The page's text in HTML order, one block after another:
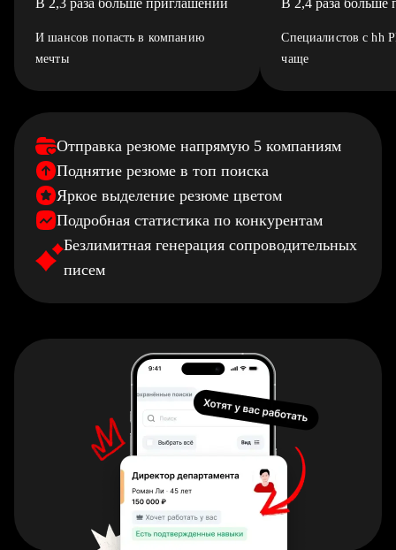
В 2,3 раза больше приглашений
И шансов попасть в компанию
мечты
В 2,4 раза больше
Специалистов с hh
чаще
Отправка резюме напрямую 5 компаниям
Поднятие резюме в топ поиска
Яркое выделение резюме цветом
Подробная статистика по конкурентам
Безлимитная генерация сопроводительных
писем